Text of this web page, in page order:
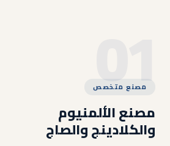
01
مصنع متخصص
مصنع الألمنيوم
والكلادينج والصاج